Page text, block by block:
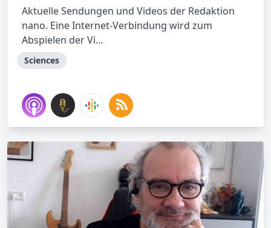
Aktuelle Sendungen und Videos der Redaktion
nano. Eine Internet-Verbindung wird zum
Abspielen der Vi...
Sciences